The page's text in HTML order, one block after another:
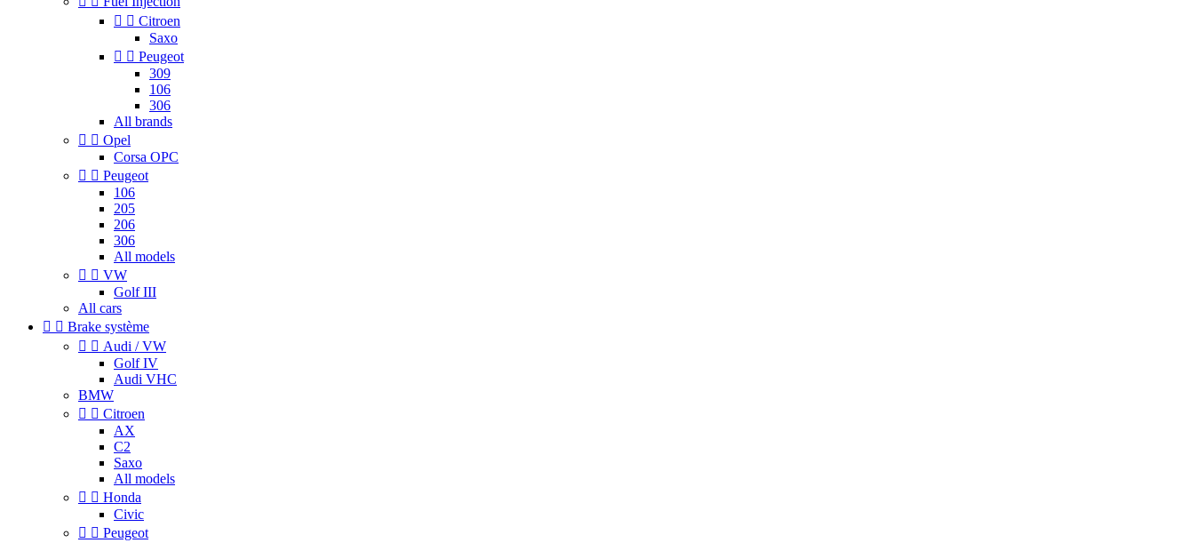
  Citroen
Saxo
  Peugeot
309
106
306
All brands
  Opel
Corsa OPC
  Peugeot
106
205
206
306
All models
  VW
Golf III
All cars
  Brake système
  Audi / VW
Golf IV
Audi VHC
BMW
  Citroen
AX
C2
Saxo
All models
  Honda
Civic
  Peugeot